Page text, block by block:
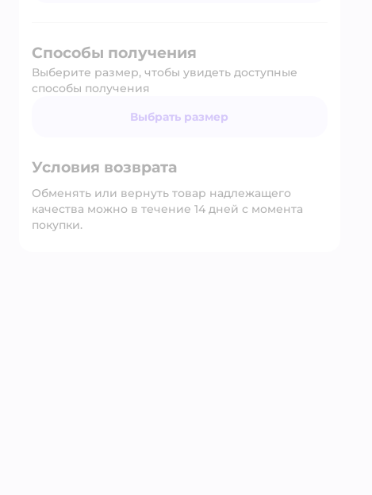
Способы получения
Выберите размер, чтобы увидеть доступные
способы получения
Выбрать размер
Условия возврата
Обменять или вернуть товар надлежащего
качества можно в течение 14 дней с момента
покупки.